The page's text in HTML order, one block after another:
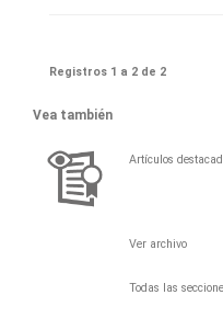
Registros 1 a 2 de 2
Vea también
Artículos
Ver archivo
Todas las